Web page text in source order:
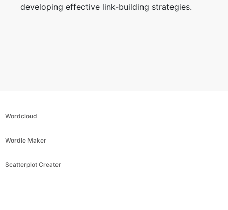
developing effective link-building strategies.
Wordcloud
Wordle Maker
Scatterplot Creater